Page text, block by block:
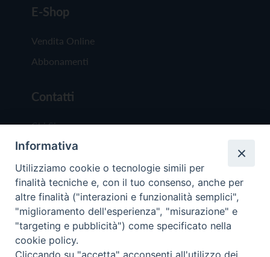
E-Shop
Vendita Online
Abbonamenti
Contatti
Chi Siamo
Redazione
Scrivici
Copyright © 2019 - Tutti i diritti riservati - Vita
Informativa
Utilizziamo cookie o tecnologie simili per
finalità tecniche e, con il tuo consenso, anche per
altre finalità ("interazioni e funzionalità semplici",
"miglioramento dell'esperienza", "misurazione" e
"targeting e pubblicità") come specificato nella
cookie policy.